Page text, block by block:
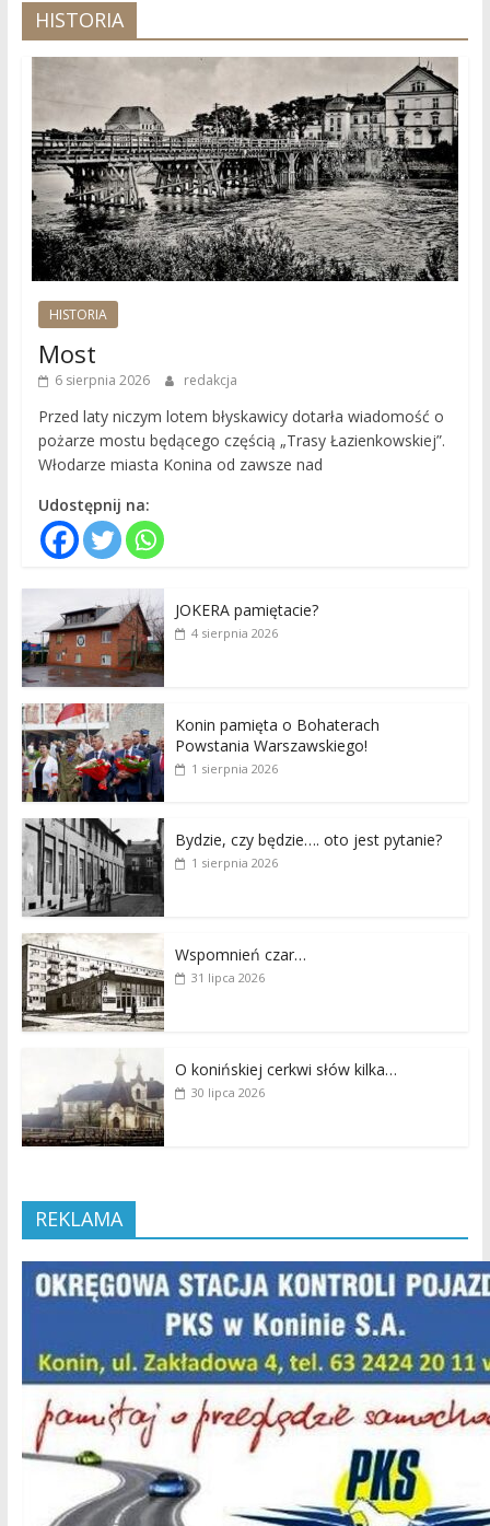
HISTORIA
HISTORIA
Most
6 sierpnia 2026 redakcja
Przed laty niczym lotem błyskawicy dotarła wiadomość o
pożarze mostu będącego częścią „Trasy Łazienkowskiej”.
Włodarze miasta Konina od zawsze nad
Udostępnij na:
JOKERA pamiętacie?
4 sierpnia 2026
Konin pamięta o Bohaterach
Powstania Warszawskiego!
1 sierpnia 2026
Bydzie, czy będzie…. oto jest pytanie?
1 sierpnia 2026
Wspomnień czar…
31 lipca 2026
O konińskiej cerkwi słów kilka…
30 lipca 2026
REKLAMA